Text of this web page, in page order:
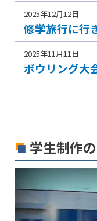
修学旅行に行
2025年12月12日
ボウリング大
2025年11月11日
学生制作
動
画
プ